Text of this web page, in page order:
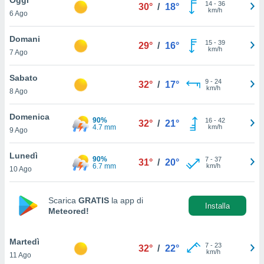
è
al sito
di
ci
di
il
un
la
nella
6 Ago
30° / 18° 14- 36
km/h
Domani
7 Ago
29° / 16° 15- 39
km/h
Sabato
8 Ago
32° / 17° 9- 24
km/h
Domenica
9 Ago
90%
4.7 mm
32° / 21° 16- 42
km/h
Lunedì
10 Ago
90%
6.7 mm
31° / 20° 7- 37
km/h
Scarica GRATIS la app di
Meteored!
Installa
Martedì
11 Ago
32° / 22° 7- 23
km/h